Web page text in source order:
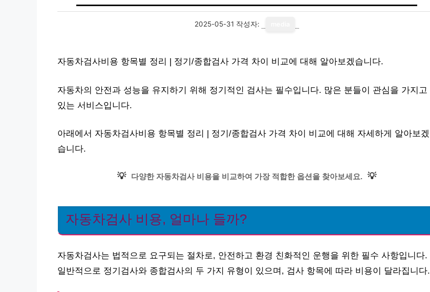
2025-05-31 작성자:
자동차검사비용 항목별 정리 | 정기/종합검사 가격 차이 비교에 대해 알아보겠습니다.
자동차의 안전과 성능을 유지하기 위해 정기적인 검사는 필수입니다. 많은 분들이 관심을 가지고
있는 서비스입니다.
아래에서 자동차검사비용 항목별 정리 | 정기/종합검사 가격 차이 비교에 대해 자세하게 알아보겠
습니다.
💡 다양한 자동차검사 비용을 비교하여 가장 적합한 옵션을 찾아보세요. 💡
자동차검사 비용, 얼마나 들까?
자동차검사는 법적으로 요구되는 절차로, 안전하고 환경 친화적인 운행을 위한 필수 사항입니다.
일반적으로 정기검사와 종합검사의 두 가지 유형이 있으며, 검사 항목에 따라 비용이 달라집니다.